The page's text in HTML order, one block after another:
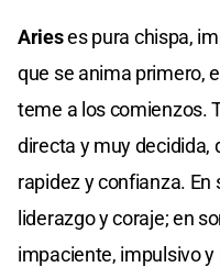
Arieses pura chispa,
que se anima primero,
teme a los comienzos.
directa y muy decidida,
rapidez y confianza.
liderazgo y coraje; en
impaciente, impulsivo